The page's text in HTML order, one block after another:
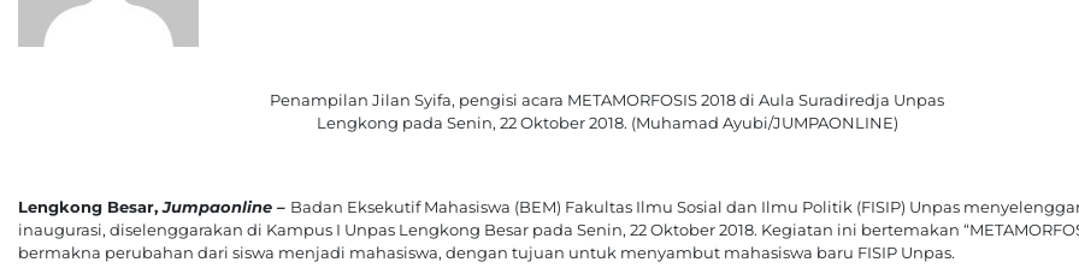
Penampilan Jilan Syifa, pengisi acara METAMORFOSIS 2018 di Aula Suradiredja Unpas
Lengkong pada Senin, 22 Oktober 2018. (Muhamad Ayubi/JUMPAONLINE)
Lengkong Besar,Jumpaonline – Badan Eksekutif Mahasiswa (BEM) Fakultas Ilmu Sosial dan Ilmu Politik (FISIP) Unpas
inaugurasi, diselenggarakan di Kampus I Unpas Lengkong Besar pada Senin, 22 Oktober 2018. Kegiatan ini bertemakan
bermakna perubahan dari siswa menjadi mahasiswa, dengan tujuan untuk menyambut mahasiswa baru FISIP Unpas.